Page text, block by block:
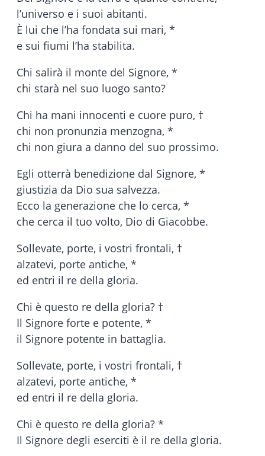
l’universo e i suoi abitanti.
È lui che l’ha fondata sui mari, *
e sui fiumi l’ha stabilita.
Chi salirà il monte del Signore, *
chi starà nel suo luogo santo?
Chi ha mani innocenti e cuore puro, †
chi non pronunzia menzogna, *
chi non giura a danno del suo prossimo.
Egli otterrà benedizione dal Signore, *
giustizia da Dio sua salvezza.
Ecco la generazione che lo cerca, *
che cerca il tuo volto, Dio di Giacobbe.
Sollevate, porte, i vostri frontali, †
alzatevi, porte antiche, *
ed entri il re della gloria.
Chi è questo re della gloria? †
Il Signore forte e potente, *
il Signore potente in battaglia.
Sollevate, porte, i vostri frontali, †
alzatevi, porte antiche, *
ed entri il re della gloria.
Chi è questo re della gloria? *
Il Signore degli eserciti è il re della gloria.